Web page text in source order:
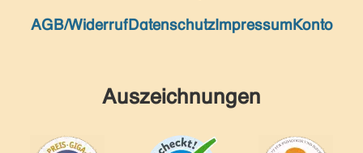
Ab Klasse 1
ABC der Tiere: Lesen in
Silben (Fibel)